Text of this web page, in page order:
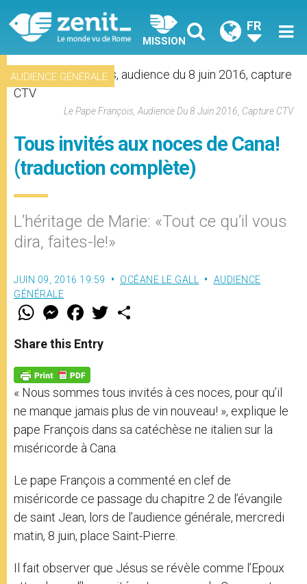
MISSION
FR
AUDIENCE GÉNÉRALE
Le Pape François, Audience Du 8 Juin 2016, Capture CTV
Tous invités aux noces de Cana!
(traduction complète)
L’héritage de Marie: «Tout ce qu’il vous
dira, faites-le!»
JUIN 09, 2016 19:59 OCÉANE LE GALL
AUDIENCE
GÉNÉRALE
W
t
s
p
p
M
e
s
e
g
e
r
F
a
e
b
o
k
w
Share this Entry
« Nous sommes tous invités à ces noces, pour qu’il
ne manque jamais plus de vin nouveau! », explique le
pape François dans sa catéchèse ne italien sur la
miséricorde à Cana.
Le pape François a commenté en clef de
miséricorde ce passage du chapitre 2 de l’évangile
de saint Jean, lors de l’audience générale, mercredi
matin, 8 juin, place Saint-Pierre.
Il fait observer que Jésus se révèle comme l’Epoux